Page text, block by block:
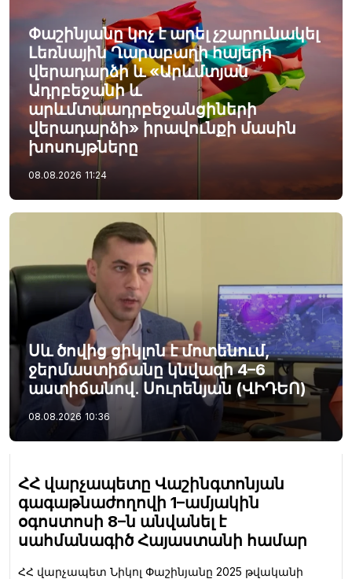
Փաշինյանը կոչ է արել չշարունակել
Լեռնային Ղարաբաղի հայերի
վերադարձի և «Արևմտյան
Ադրբեջանի և
արևմտաադրբեջանցիների
վերադարձի» իրավունքի մասին
խոսույթները
08.08.2026 11:24
Սև ծովից ցիկլոն է մոտենում,
ջերմաստիճանը կնվազի 4–6
աստիճանով. Սուրենյան (ՎԻԴԵՈ)
08.08.2026 10:36
ՀՀ վարչապետը Վաշինգտոնյան
գագաթնաժողովի 1–ամյակին
օգոստոսի 8–ն անվանել է
սահմանագիծ Հայաստանի համար
ՀՀ վարչապետ Նիկոլ Փաշինյանը 2025 թվականի